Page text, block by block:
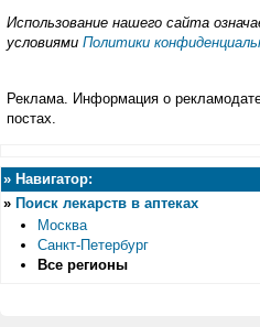
Использование нашего сайта
условиями Политики
Реклама. Информация о
постах.
» Навигатор:
» Поиск лекарств в аптеках
Москва
Санкт-Петербург
Все регионы